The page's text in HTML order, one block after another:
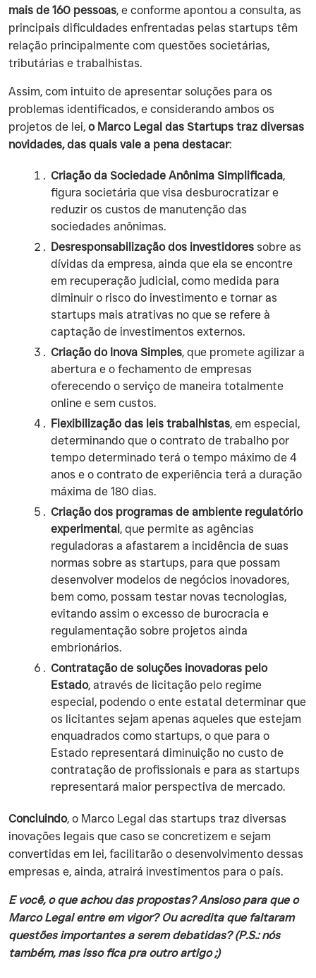
mais de 160 pessoas, e conforme apontou a consulta, as
principais dificuldades enfrentadas pelas startups têm
relação principalmente com questões societárias,
tributárias e trabalhistas.
‍Assim, com intuito de apresentar soluções para os
problemas identificados, e considerando ambos os
projetos de lei, o Marco Legal das Startups traz diversas
novidades, das quais vale a pena destacar:
Criação da Sociedade Anônima Simplificada,
figura societária que visa desburocratizar e
reduzir os custos de manutenção das
sociedades anônimas.
Desresponsabilização dos investidores sobre as
dívidas da empresa, ainda que ela se encontre
em recuperação judicial, como medida para
diminuir o risco do investimento e tornar as
startups mais atrativas no que se refere à
captação de investimentos externos.
Criação do Inova Simples, que promete agilizar a
abertura e o fechamento de empresas
oferecendo o serviço de maneira totalmente
online e sem custos.
Flexibilização das leis trabalhistas, em especial,
determinando que o contrato de trabalho por
tempo determinado terá o tempo máximo de 4
anos e o contrato de experiência terá a duração
máxima de 180 dias.
Criação dos programas de ambiente regulatório
experimental, que permite as agências
reguladoras a afastarem a incidência de suas
normas sobre as startups, para que possam
desenvolver modelos de negócios inovadores,
bem como, possam testar novas tecnologias,
evitando assim o excesso de burocracia e
regulamentação sobre projetos ainda
embrionários.
Contratação de soluções inovadoras pelo
Estado, através de licitação pelo regime
especial, podendo o ente estatal determinar que
os licitantes sejam apenas aqueles que estejam
enquadrados como startups, o que para o
Estado representará diminuição no custo de
contratação de profissionais e para as startups
representará maior perspectiva de mercado.
Concluindo, o Marco Legal das startups traz diversas
inovações legais que caso se concretizem e sejam
convertidas em lei, facilitarão o desenvolvimento dessas
empresas e, ainda, atrairá investimentos para o país.
E você, o que achou das propostas? Ansioso para que o
Marco Legal entre em vigor? Ou acredita que faltaram
questões importantes a serem debatidas? (P.S.: nós
também, mas isso fica pra outro artigo ;)